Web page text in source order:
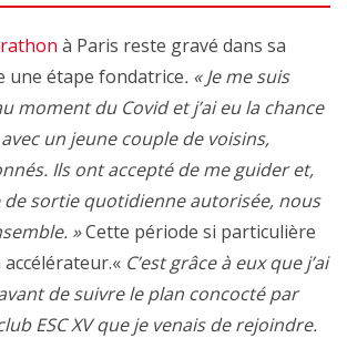
à Paris reste gravé dans sa
une étape fondatrice. « Je me suis
moment du Covid et j’ai eu la chance
un jeune couple de voisins,
Ils ont accepté de me guider et,
de sortie quotidienne autorisée, nous
»Cette période si particulière
C’est grâce à eux que j’ai
de suivre le plan concocté par
ESC XV que je venais de rejoindre.